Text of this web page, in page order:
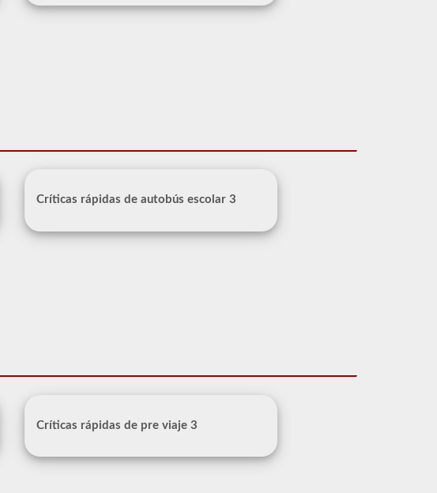
Críticas rápidas de autobús escolar 3
Críticas rápidas de pre viaje 3